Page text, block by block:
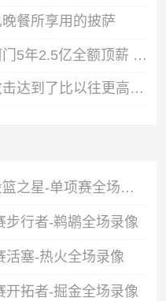
餐所享用的披萨
名记：火箭预计不会给阿门5年2.5亿全额顶薪 或以5年2亿提前续约
布朗：今夏对我的舆论攻击达到了比以往更高程度 这没出乎我意料
WNBA全明星单项赛投篮之星-单项赛全场录像
行者-鹈鹕全场录像
活塞-热火全场录像
拓者-掘金全场录像